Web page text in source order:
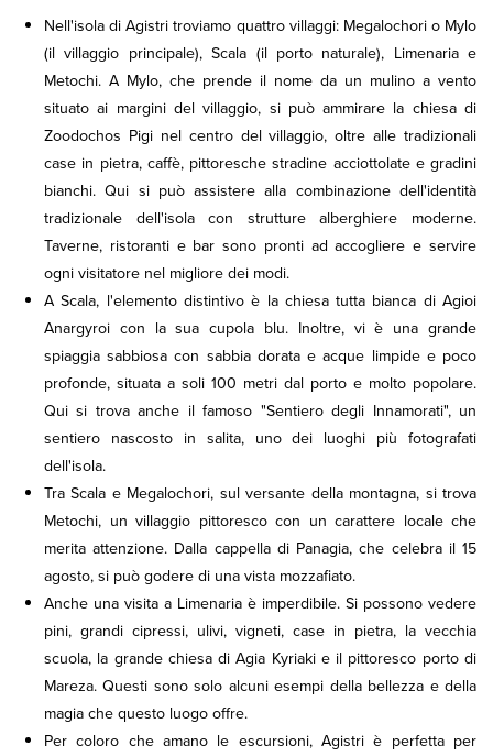
Nell'isola di Agistri troviamo quattro villaggi: Megalochori o Mylo
(il villaggio principale), Scala (il porto naturale), Limenaria e
Metochi. A Mylo, che prende il nome da un mulino a vento
situato ai margini del villaggio, si può ammirare la chiesa di
Zoodochos Pigi nel centro del villaggio, oltre alle tradizionali
case in pietra, caffè, pittoresche stradine acciottolate e gradini
bianchi. Qui si può assistere alla combinazione dell'identità
tradizionale dell'isola con strutture alberghiere moderne.
Taverne, ristoranti e bar sono pronti ad accogliere e servire
ogni visitatore nel migliore dei modi.
A Scala, l'elemento distintivo è la chiesa tutta bianca di Agioi
Anargyroi con la sua cupola blu. Inoltre, vi è una grande
spiaggia sabbiosa con sabbia dorata e acque limpide e poco
profonde, situata a soli 100 metri dal porto e molto popolare.
Qui si trova anche il famoso "Sentiero degli Innamorati", un
sentiero nascosto in salita, uno dei luoghi più fotografati
dell'isola.
Tra Scala e Megalochori, sul versante della montagna, si trova
Metochi, un villaggio pittoresco con un carattere locale che
merita attenzione. Dalla cappella di Panagia, che celebra il 15
agosto, si può godere di una vista mozzafiato.
Anche una visita a Limenaria è imperdibile. Si possono vedere
pini, grandi cipressi, ulivi, vigneti, case in pietra, la vecchia
scuola, la grande chiesa di Agia Kyriaki e il pittoresco porto di
Mareza. Questi sono solo alcuni esempi della bellezza e della
magia che questo luogo offre.
Per coloro che amano le escursioni, Agistri è perfetta per